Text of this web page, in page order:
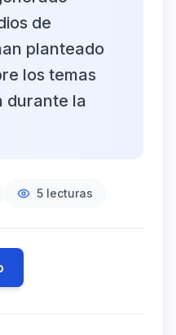
de
planteado
los temas
durante la
5 lecturas